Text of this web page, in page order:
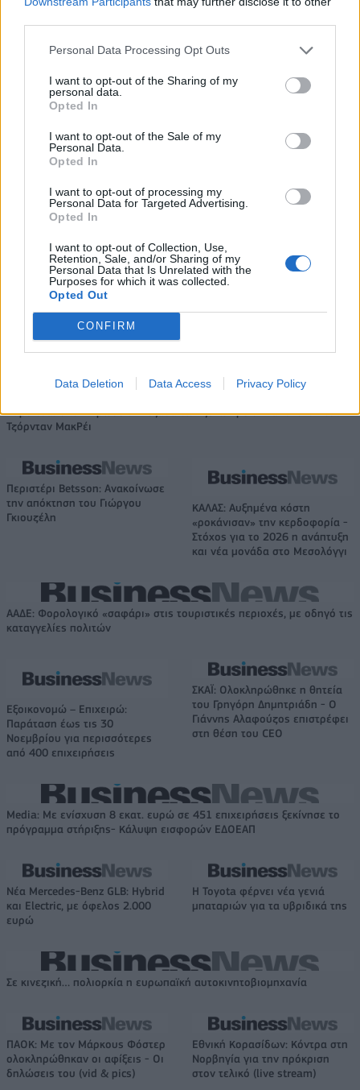
Personal Data Processing Opt Outs
I want to opt-out of the Sharing of my
personal data.
Opted In
I want to opt-out of the Sale of my
Personal Data.
Opted In
I want to opt-out of processing my
Personal Data for Targeted Advertising.
Opted In
I want to opt-out of Collection, Use,
Retention, Sale, and/or Sharing of my
Personal Data that Is Unrelated with the
Purposes for which it was collected.
Opted Out
CONFIRM
Data Deletion Data Access Privacy Policy
ΤΟ ΧΑΜΟΓΕΛΟ ΤΟΥ ΠΑΙΔΙΟΥ ΕΚΣΤΡΑΤΕΙΑ
Καρδίτσα: Ολοκλήρωσε την εξάδα των ξένων με την απόκτηση του
Τζόρνταν ΜακΡέι
Περιστέρι Betsson: Ανακοίνωσε
την απόκτηση του Γιώργου
Γκιουζέλη
ΚΑΛΑΣ: Αυξημένα κόστη
«ροκάνισαν» την κερδοφορία -
Στόχος για το 2026 η ανάπτυξη
και νέα μονάδα στο Μεσολόγγι
ΑΑΔΕ: Φορολογικό «σαφάρι» στις τουριστικές περιοχές, με οδηγό τις
καταγγελίες πολιτών
Εξοικονομώ – Επιχειρώ:
Παράταση έως τις 30
Νοεμβρίου για περισσότερες
από 400 επιχειρήσεις
ΣΚΑΪ: Ολοκληρώθηκε η θητεία
του Γρηγόρη Δημητριάδη - Ο
Γιάννης Αλαφούζος επιστρέφει
στη θέση του CEO
Media: Με ενίσχυση 8 εκατ. ευρώ σε 451 επιχειρήσεις ξεκίνησε το
πρόγραμμα στήριξης- Κάλυψη εισφορών ΕΔΟΕΑΠ
Νέα Mercedes-Benz GLB: Hybrid
και Electric, με όφελος 2.000
ευρώ
Η Toyota φέρνει νέα γενιά
μπαταριών για τα υβριδικά της
Σε κινεζική… πολιορκία η ευρωπαϊκή αυτοκινητοβιομηχανία
ΠΑΟΚ: Με τον Μάρκους Φόστερ
ολοκληρώθηκαν οι αφίξεις - Οι
δηλώσεις του (vid & pics)
Εθνική Κορασίδων: Κόντρα στη
Νορβηγία για την πρόκριση
στον τελικό (live stream)